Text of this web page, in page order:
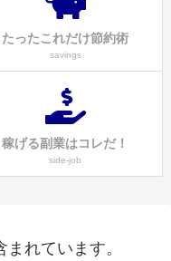
たったこれだけ節約術
savings
稼げる副業はコレだ！
side-job
れています。